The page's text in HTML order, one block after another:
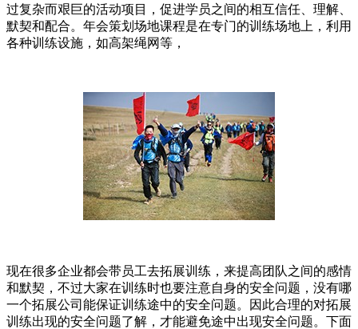
过复杂而艰巨的活动项目，促进学员之间的相互信任、理解、
默契和配合。年会策划场地课程是在专门的训练场地上，利用
各种训练设施，如高架绳网等，
现在很多企业都会带员工去拓展训练，来提高团队之间的感情
和默契，不过大家在训练时也要注意自身的安全问题，没有哪
一个拓展公司能保证训练途中的安全问题。因此合理的对拓展
训练出现的安全问题了解，才能避免途中出现安全问题。下面